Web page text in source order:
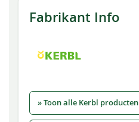
Fabrikant Info
» Toon alle Kerbl producten